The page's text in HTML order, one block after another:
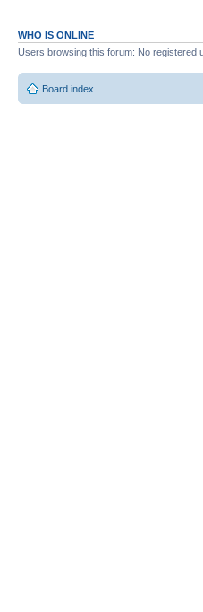
WHO IS ONLINE
Users browsing this forum: No registered
Board index